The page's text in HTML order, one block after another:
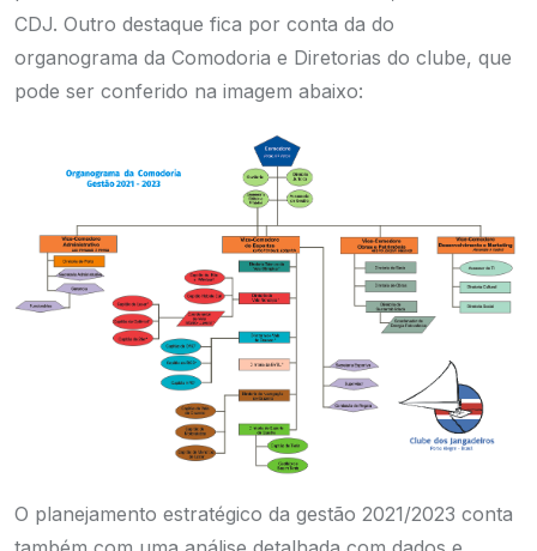
CDJ. Outro destaque fica por conta da do
organograma da Comodoria e Diretorias do clube, que
pode ser conferido na imagem abaixo:
O planejamento estratégico da gestão 2021/2023 conta